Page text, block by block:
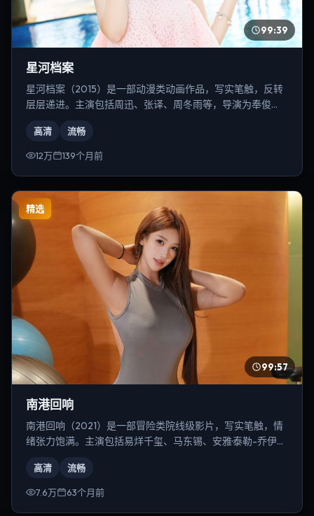
99:39
星河档案
星河档案（2015）是一部动漫类动画作品，写实笔触，反转
层层递进。主演包括周迅、张译、周冬雨等，导演为奉俊
高清 流畅
12万 139个月前
精选
99:57
南港回响
南港回响（2021）是一部冒险类院线级影片，写实笔触，情
绪张力饱满。主演包括易烊千玺、马东锡、安雅·泰勒-乔伊
高清 流畅
7.6万 63个月前